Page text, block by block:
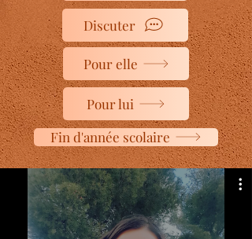
Fin d'année scolaire
Pour elle
Pour lui
Discuter